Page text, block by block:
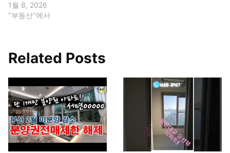
1월 8, 2026
"부동산"에서
Related Posts